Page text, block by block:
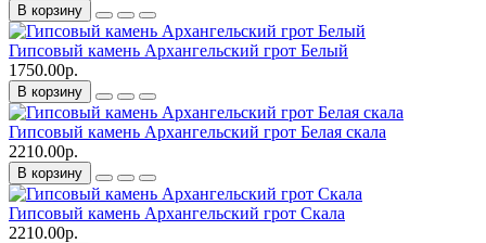
В корзину
Гипсовый камень Архангельский грот Белый
1750.00р.
В корзину
Гипсовый камень Архангельский грот Белая скала
2210.00р.
В корзину
Гипсовый камень Архангельский грот Скала
2210.00р.